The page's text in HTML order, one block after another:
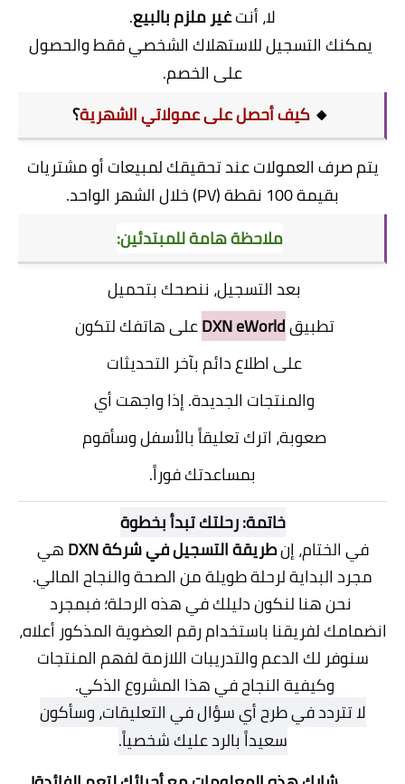
لا، أنتغير ملزم بالبيع.
يمكنك التسجيل للاستهلاك الشخصي فقط والحصول
على الخصم.
🔸 كيف أحصل على عمولاتي الشهرية؟
يتم صرف العمولات عند تحقيقك لمبيعات أو مشتريات
بقيمة 100 نقطة (PV) خلال الشهر الواحد.
ملاحظة هامة للمبتدئين:
بعد التسجيل، ننصحك بتحميل
تطبيقDXN eWorldعلى هاتفك لتكون
على اطلاع دائم بآخر التحديثات
والمنتجات الجديدة. إذا واجهت أي
صعوبة، اترك تعليقاً بالأسفل وسأقوم
بمساعدتك فوراً.
خاتمة: رحلتك تبدأ بخطوة
في الختام، إنطريقة التسجيل في شركة DXN
هي
مجرد البداية لرحلة طويلة من الصحة والنجاح المالي.
نحن هنا لنكون دليلك في هذه الرحلة؛ فبمجرد
انضمامك لفريقنا باستخدام رقم العضوية المذكور أعلاه،
سنوفر لك الدعم والتدريبات اللازمة لفهم المنتجات
وكيفية النجاح في هذا المشروع الذكي.
لا تتردد في طرح أي سؤال في التعليقات، وسأكون
سعيداً بالرد عليك شخصياً.